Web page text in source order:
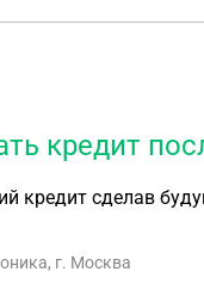
кредит
кредит сделав
г. Москва